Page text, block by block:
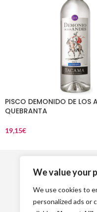
We value your
We use cookies to
personalized ads or
PISCO DEMONIDO DE LOS
QUEBRANTA
19,15€
Top Vinos
Devoluciones